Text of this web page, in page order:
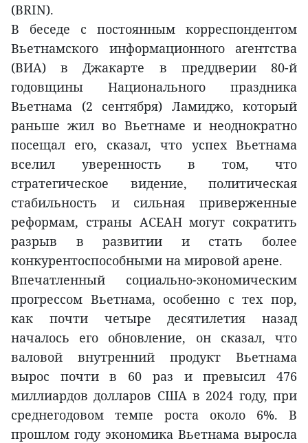
(BRIN).
В беседе с постоянным корреспондентом
Вьетнамского информационного агентства
(ВИA) в Джакарте в преддверии 80-й
годовщины Национального праздника
Вьетнама (2 сентября) Ламиджо, который
раньше жил во Вьетнаме и неоднократно
посещал его, сказал, что успех Вьетнама
вселил уверенность в том, что
стратегическое видение, политическая
стабильность и сильная приверженные
реформам, страны АСЕАН могут сократить
разрыв в развитии и стать более
конкурентоспособными на мировой арене.
Впечатленный социально-экономическим
прогрессом Вьетнама, особенно с тех пор,
как почти четыре десятилетия назад
началось его обновление, он сказал, что
валовой внутренний продукт Вьетнама
вырос почти в 60 раз и превысил 476
миллиардов долларов США в 2024 году, при
среднегодовом темпе роста около 6%. В
прошлом году экономика Вьетнама выросла